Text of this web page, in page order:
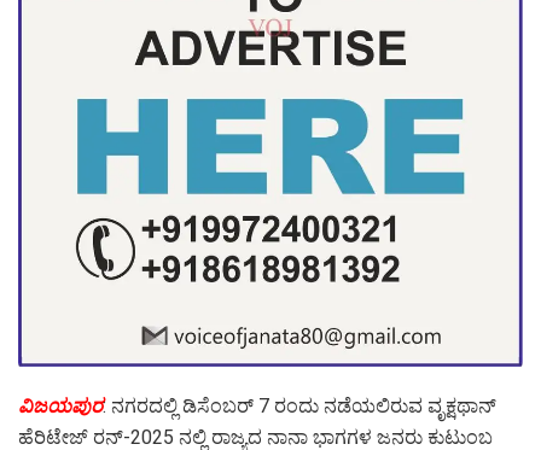
ವಿಜಯಪುರ: ನಗರದಲ್ಲಿ ಡಿಸೆಂಬರ್ 7 ರಂದು ನಡೆಯಲಿರುವ ವೃಕ್ಷಥಾನ್
ಹೆರಿಟೇಜ್ ರನ್-2025 ನಲ್ಲಿ ರಾಜ್ಯದ ನಾನಾ ಭಾಗಗಳ ಜನರು ಕುಟುಂಬ